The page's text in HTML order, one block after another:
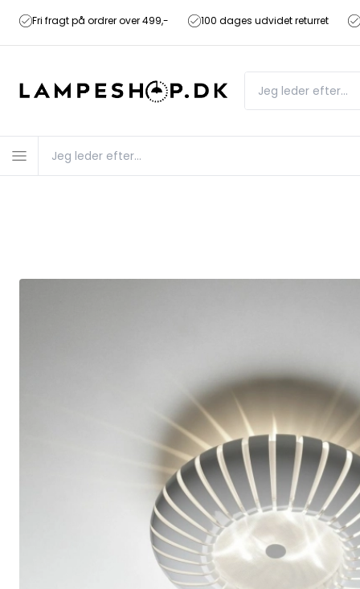
Fri fragt på ordrer over 499,- 100 dages udvidet returret